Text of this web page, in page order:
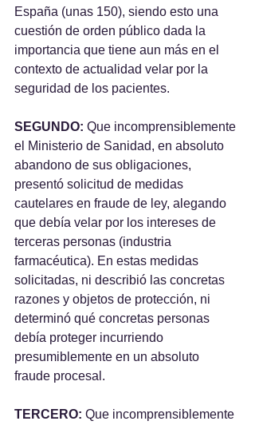
España (unas 150), siendo esto una
cuestión de orden público dada la
importancia que tiene aun más en el
contexto de actualidad velar por la
seguridad de los pacientes.
SEGUNDO: Que incomprensiblemente
el Ministerio de Sanidad, en absoluto
abandono de sus obligaciones,
presentó solicitud de medidas
cautelares en fraude de ley, alegando
que debía velar por los intereses de
terceras personas (industria
farmacéutica). En estas medidas
solicitadas, ni describió las concretas
razones y objetos de protección, ni
determinó qué concretas personas
debía proteger incurriendo
presumiblemente en un absoluto
fraude procesal.
TERCERO: Que incomprensiblemente